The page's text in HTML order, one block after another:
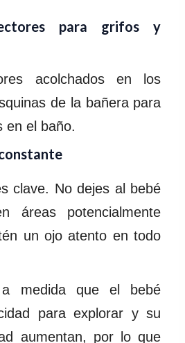
para grifos y
acolchados en los
de la bañera para
en el baño.
clave. No dejes al bebé
áreas potencialmente
un ojo atento en todo
a medida que el bebé
para explorar y su
aumentan, por lo que